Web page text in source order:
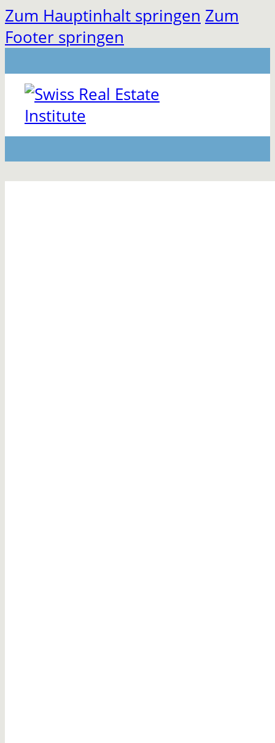
Zum Hauptinhalt springen Zum
Footer springen